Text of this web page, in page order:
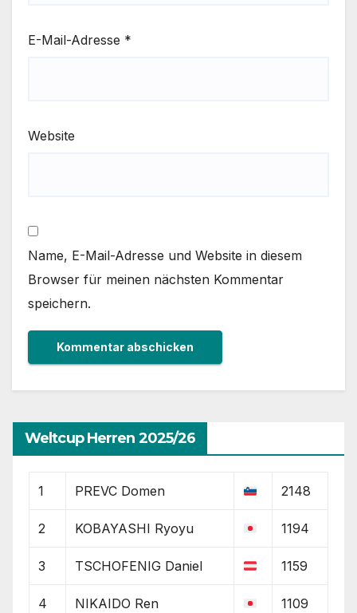
E-Mail-Adresse *
Website
Name, E-Mail-Adresse und Website in diesem
Browser für meinen nächsten Kommentar
speichern.
Weltcup Herren 2025/26
1 PREVC Domen 2148
2 KOBAYASHI Ryoyu 1194
3 TSCHOFENIG Daniel 1159
4 NIKAIDO Ren 1109